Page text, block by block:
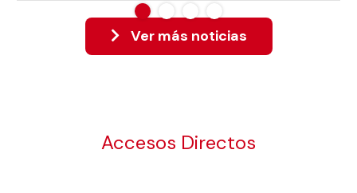
Ver más noticias
Accesos Directos